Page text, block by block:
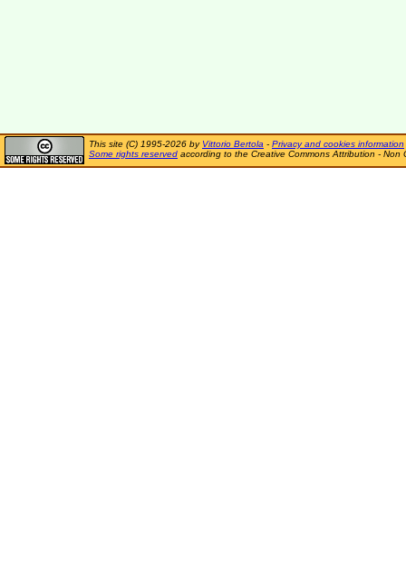
This site (C) 1995-2026 by Vittorio Bertola - Privacy and cookies information
Some rights reserved according to the Creative Commons Attribution - Non